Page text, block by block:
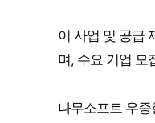
이 사업 및 공급
며, 수요 기업 모
나무소프트 우